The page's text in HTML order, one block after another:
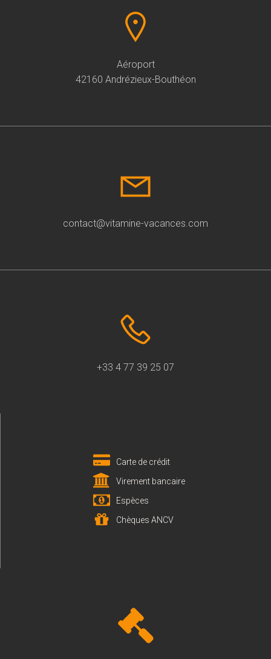
Aéroport
42160 Andrézieux-Bouthéon
contact@vitamine-vacances.com
+33 4 77 39 25 07
Carte de crédit
Virement bancaire
Espèces
Chèques ANCV